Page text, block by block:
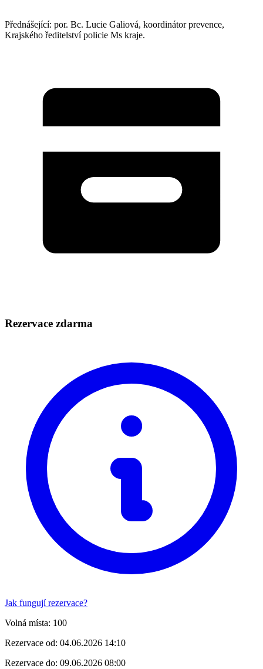
Přednášející: por. Bc. Lucie Galiová, koordinátor prevence,
Krajského ředitelství policie Ms kraje.
Rezervace zdarma
Jak fungují rezervace?
Volná místa: 100
Rezervace od: 04.06.2026 14:10
Rezervace do: 09.06.2026 08:00